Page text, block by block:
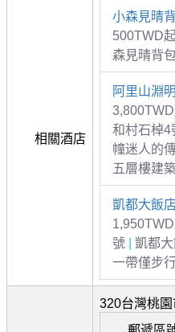
相關酒店
小森見晴
500TWD
森見晴背
阿里山淵
和村石棹4
幢迷人的
五層樓建
凱都大飯店
號
凱都
一帶僅步
320台灣桃